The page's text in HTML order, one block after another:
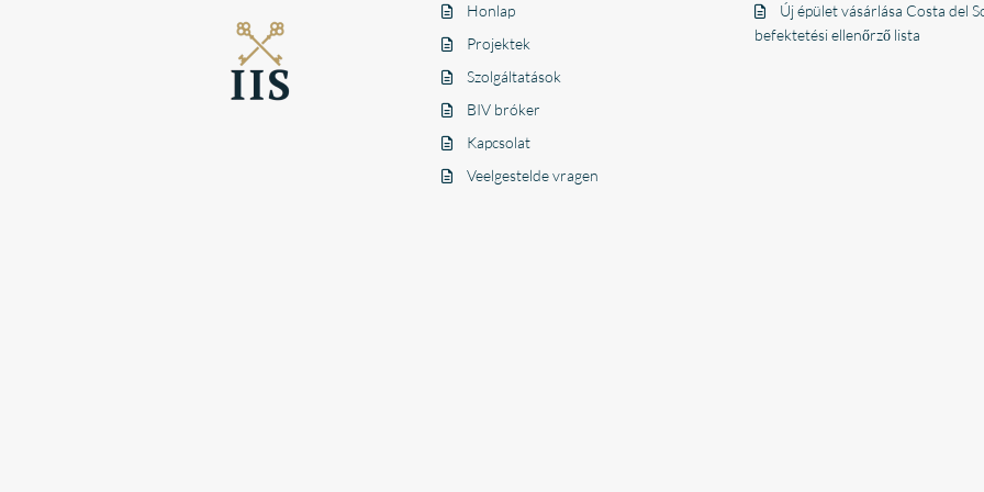
Honlap
Projektek
Szolgáltatások
BIV bróker
Kapcsolat
Veelgestelde vragen
Új épület vásárlása Costa del
befektetési ellenőrző lista